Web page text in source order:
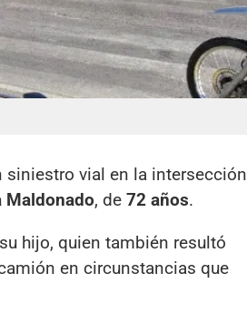
siniestro vial en la intersección
Maldonado, de 72 años.
hijo, quien también resultó
en circunstancias que